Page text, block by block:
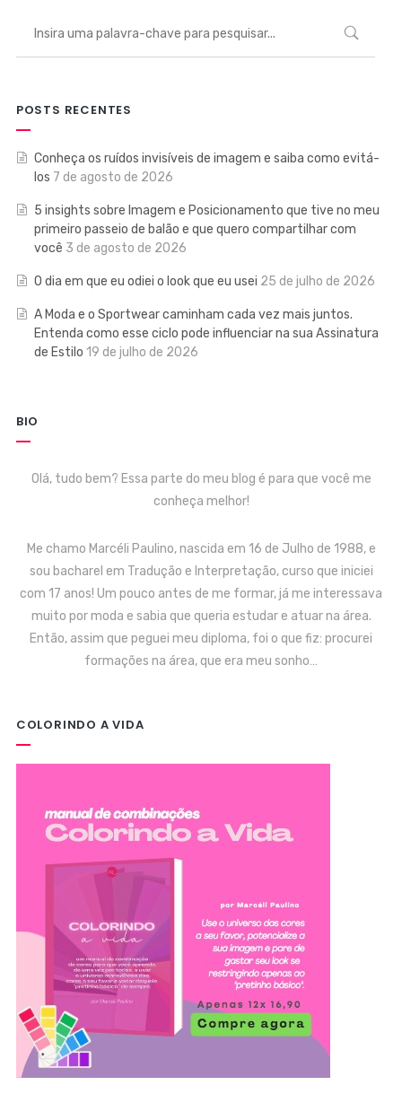
POSTS RECENTES
Conheça os ruídos invisíveis de imagem e saiba como evitá-
los 7 de agosto de 2026
5 insights sobre Imagem e Posicionamento que tive no meu
primeiro passeio de balão e que quero compartilhar com
você 3 de agosto de 2026
O dia em que eu odiei o look que eu usei 25 de julho de 2026
A Moda e o Sportwear caminham cada vez mais juntos.
Entenda como esse ciclo pode influenciar na sua Assinatura
de Estilo 19 de julho de 2026
BIO
Olá, tudo bem? Essa parte do meu blog é para que você me
conheça melhor!
Me chamo Marcéli Paulino, nascida em 16 de Julho de 1988, e
sou bacharel em Tradução e Interpretação, curso que iniciei
com 17 anos! Um pouco antes de me formar, já me interessava
muito por moda e sabia que queria estudar e atuar na área.
Então, assim que peguei meu diploma, foi o que fiz: procurei
formações na área, que era meu sonho…
COLORINDO A VIDA